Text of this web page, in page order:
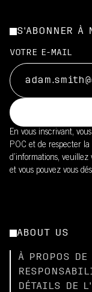
S'ABONNER À
VOTRE E-MAIL
En vous inscrivant,
POC et de respecter la
d’informations, veuillez
et vous pouvez vous
ABOUT US
À PROPOS DE
DÉTAILS DE